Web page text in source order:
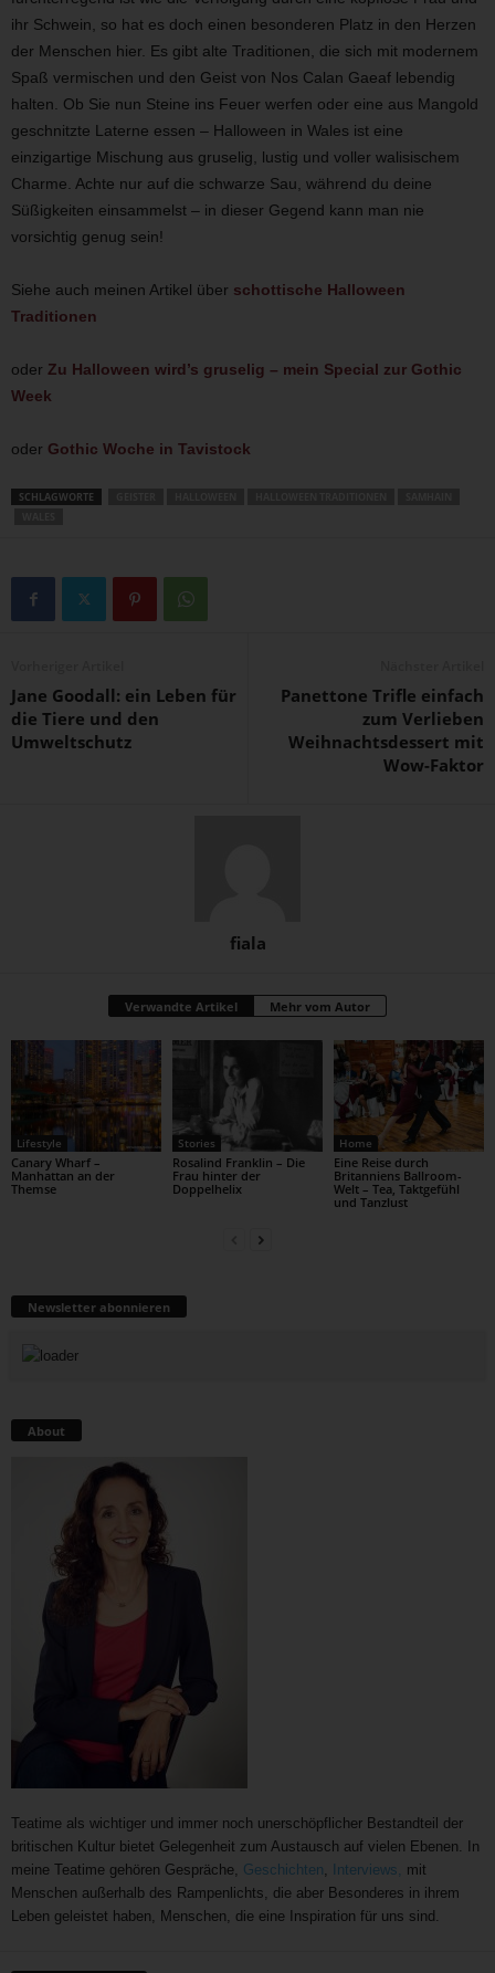
ihr Schwein, so hat es doch einen besonderen Platz in den Herzen
der Menschen hier. Es gibt alte Traditionen, die sich mit modernem
Spaß vermischen und den Geist von Nos Calan Gaeaf lebendig
halten. Ob Sie nun Steine ins Feuer werfen oder eine aus Mangold
geschnitzte Laterne essen – Halloween in Wales ist eine
einzigartige Mischung aus gruselig, lustig und voller walisischem
Charme. Achte nur auf die schwarze Sau, während du deine
Süßigkeiten einsammelst – in dieser Gegend kann man nie
vorsichtig genug sein!
Siehe auch meinen Artikel über schottische Halloween
Traditionen
oder Zu Halloween wird’s gruselig – mein Special zur Gothic
Week
oder Gothic Woche in Tavistock
SCHLAGWORTE
Jane Goodall: ein Leben für
die Tiere und den
Umweltschutz
Panettone Trifle einfach
zum Verlieben
Weihnachtsdessert mit
Wow-Faktor
fiala
Verwandte Artikel Mehr vom Autor
Lifestyle
Canary Wharf –
Manhattan an der
Themse
Stories
Rosalind Franklin – Die
Frau hinter der
Doppelhelix
Home
Eine Reise durch
Britanniens Ballroom-
Welt – Tea, Taktgefühl
und Tanzlust
Newsletter abonnieren
About
Teatime als wichtiger und immer noch unerschöpflicher Bestandteil der
britischen Kultur bietet Gelegenheit zum Austausch auf vielen Ebenen. In
meine Teatime gehören Gespräche, Geschichten, Interviews, mit
Menschen außerhalb des Rampenlichts, die aber Besonderes in ihrem
Leben geleistet haben, Menschen, die eine Inspiration für uns sind.